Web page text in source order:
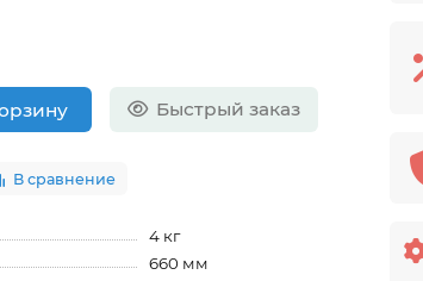
Быстрый заказ
В сравнение
4 кг
660 мм